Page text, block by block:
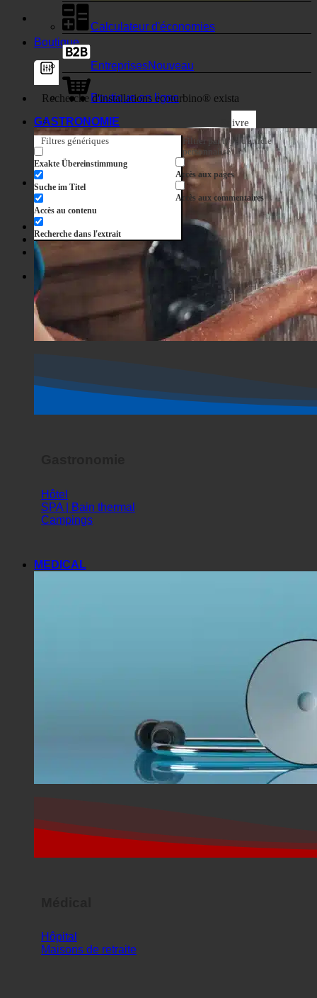
Boutique
Suivre
Filtres génériques
Exakte Übereinstimmung
Suche im Titel
Accès au contenu
Recherche dans l'extrait
Filtrer par type d'article
personnalisé
Accès aux pages
Accès aux commentaires
Spectacle d'horreur
Boutique
Spectacle d'horreur
Calculateur d'économies
Entreprises
Boutique en ligne
GASTRONOMIE
Hôtel
SPA | Bain thermal
Campings
MEDICAL
Hôpital
Maisons de retraite